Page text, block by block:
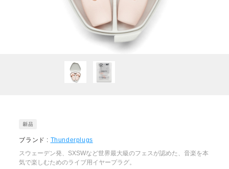
ブランド : Thunderplugs
スウェーデン発、SXSWなど世界最大級のフェスが認めた、音楽を本
気で楽しむためのライブ用イヤープラグ。